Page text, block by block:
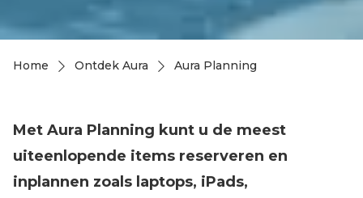
Home Ontdek Aura Aura Planning
Met Aura Planning kunt u de meest
uiteenlopende items reserveren en
inplannen zoals laptops, iPads,